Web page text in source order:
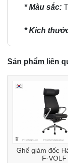
* Màu sắc:
* Kích
Sản phẩm liên
Ghế giám đốc
F-VOLF